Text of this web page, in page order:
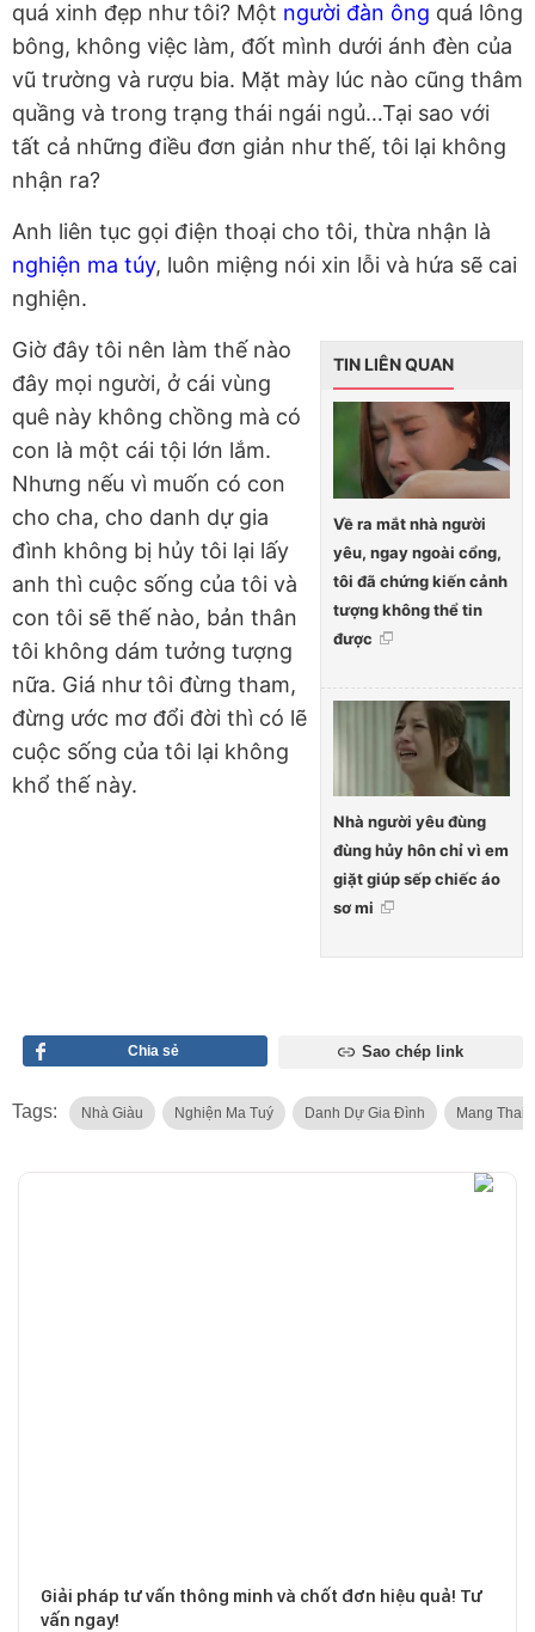
quá xinh đẹp như tôi? Một người đàn ông quá lông
bông, không việc làm, đốt mình dưới ánh đèn của
vũ trường và rượu bia. Mặt mày lúc nào cũng thâm
quầng và trong trạng thái ngái ngủ…Tại sao với
tất cả những điều đơn giản như thế, tôi lại không
nhận ra?
Anh liên tục gọi điện thoại cho tôi, thừa nhận là
nghiện ma túy, luôn miệng nói xin lỗi và hứa sẽ cai
nghiện.
TIN LIÊN QUAN
Về ra mắt nhà người
yêu, ngay ngoài cổng,
tôi đã chứng kiến cảnh
tượng không thể tin
được
Nhà người yêu đùng
đùng hủy hôn chỉ vì em
giặt giúp sếp chiếc áo
sơ mi
Giờ đây tôi nên làm thế nào
đây mọi người, ở cái vùng
quê này không chồng mà có
con là một cái tội lớn lắm.
Nhưng nếu vì muốn có con
cho cha, cho danh dự gia
đình không bị hủy tôi lại lấy
anh thì cuộc sống của tôi và
con tôi sẽ thế nào, bản thân
tôi không dám tưởng tượng
nữa. Giá như tôi đừng tham,
đừng ước mơ đổi đời thì có lẽ
cuộc sống của tôi lại không
khổ thế này.
Chia sẻ Sao chép link
Tags: Nhà Giàu Nghiện Ma Tuý Danh Dự Gia Đình Mang Thai
Giải pháp tư vấn thông minh và chốt đơn hiệu quả! Tư
vấn ngay!